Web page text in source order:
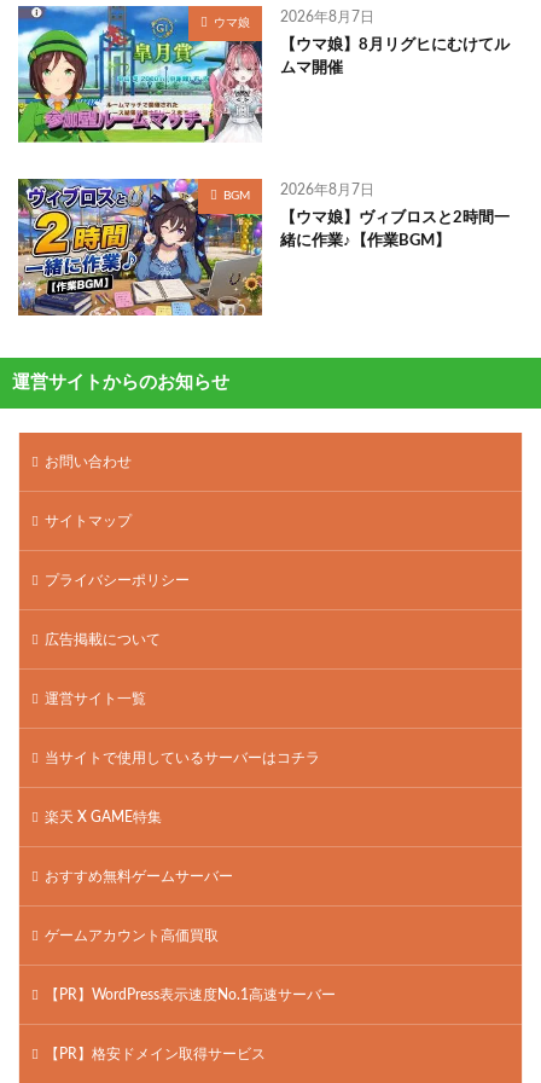
ウマ娘 2026年8月7日
【ウマ娘】8月リグヒにむけてル
ムマ開催
BGM 2026年8月7日
【ウマ娘】ヴィブロスと2時間一
緒に作業♪【作業BGM】
運営サイトからのお知らせ
お問い合わせ
サイトマップ
プライバシーポリシー
広告掲載について
運営サイト一覧
当サイトで使用しているサーバーはコチラ
楽天 X GAME特集
おすすめ無料ゲームサーバー
ゲームアカウント高価買取
【PR】WordPress表示速度No.1高速サーバー
【PR】格安ドメイン取得サービス